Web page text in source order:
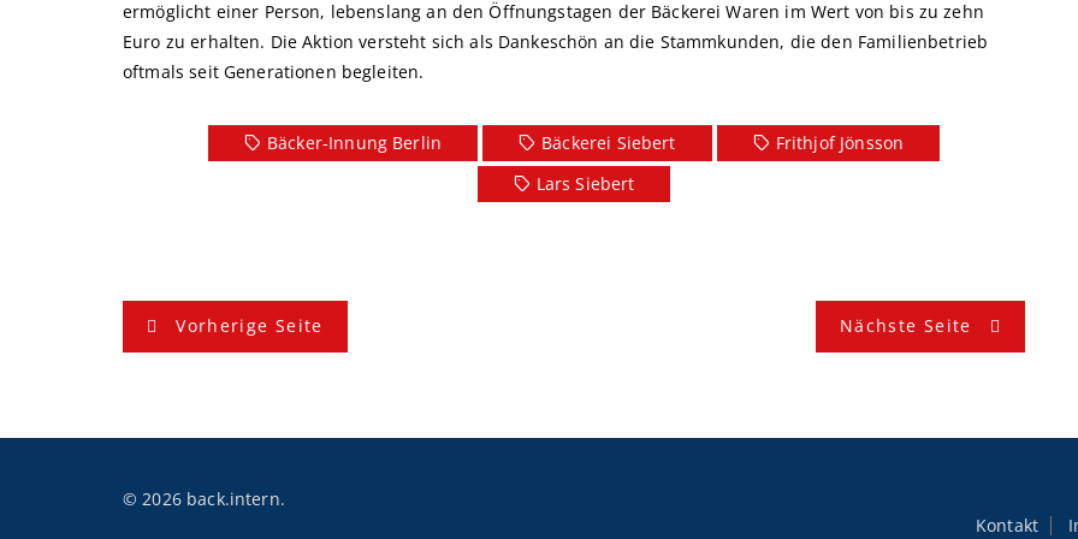
ermöglicht einer Person, lebenslang an den Öffnungstagen der Bäckerei Waren im Wert von bis zu zehn
Euro zu erhalten. Die Aktion versteht sich als Dankeschön an die Stammkunden, die den Familienbetrieb
oftmals seit Generationen begleiten.
Bäcker-Innung Berlin Bäckerei Siebert
Frithjof Jönsson
Lars Siebert
r
Vorherige Seite Nächste Seite
© 2026 back.intern.
Kontakt